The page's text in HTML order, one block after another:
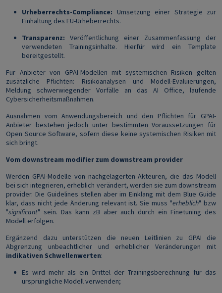
Urheberrechts-Compliance: Umsetzung einer Strategie zur
Einhaltung des EU-Urheberrechts.
Transparenz: Veröffentlichung einer Zusammenfassung der
verwendeten Trainingsinhalte. Hierfür wird ein Template
bereitgestellt.
Für Anbieter von GPAI-Modellen mit systemischen Risiken gelten
zusätzliche Pflichten: Risikoanalysen und Modell-Evaluierungen,
Meldung schwerwiegender Vorfälle an das AI Office, laufende
Cybersicherheitsmaßnahmen.
Ausnahmen vom Anwendungsbereich und den Pflichten für GPAI-
Anbieter bestehen jedoch unter bestimmten Voraussetzungen für
Open Source Software, sofern diese keine systemischen Risiken mit
sich bringt.
Vom downstream modifier zum downstream provider
Werden GPAI-Modelle von nachgelagerten Akteuren, die das Modell
bei sich integrieren, erheblich verändert, werden sie zum downstream
provider. Die Guidelines stellen aber im Einklang mit dem Blue Guide
klar, dass nicht jede Änderung relevant ist. Sie muss "erheblich" bzw
"significant" sein. Das kann zB aber auch durch ein Finetuning des
Modell erfolgen.
Ergänzend dazu unterstützen die neuen Leitlinien zu GPAI die
Abgrenzung unbeachtlicher und erheblicher Veränderungen mit
indikativen Schwellenwerten:
Es wird mehr als ein Drittel der Trainingsberechnung für das
ursprüngliche Modell verwenden;